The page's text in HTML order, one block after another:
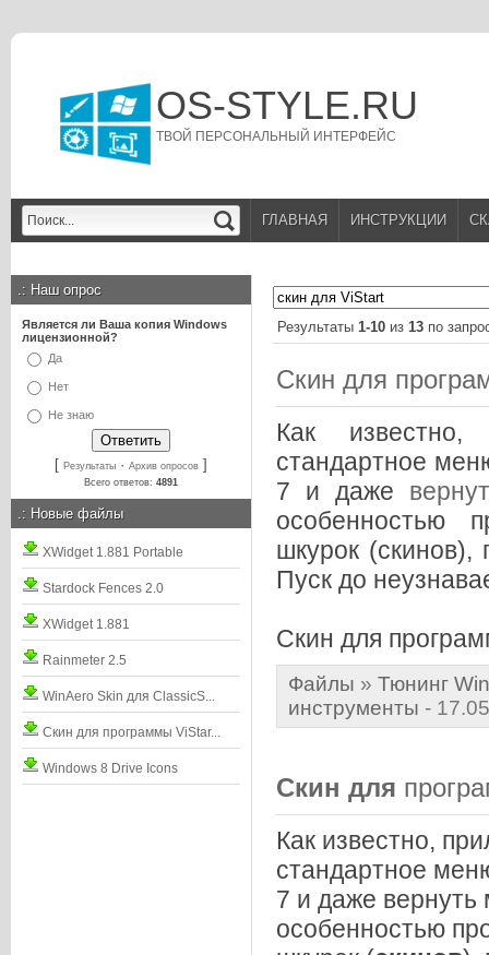
OS-STYLE.RU
ТВОЙ ПЕРСОНАЛЬНЫЙ ИНТЕРФЕЙС
ГЛАВНАЯ ИНСТРУКЦИИ
.: Наш опрос
Является ли Ваша копия Windows
лицензионной?
Да
Нет
Не знаю
[ Результаты · Архив опросов ]
Всего ответов: 4891
.: Новые файлы
XWidget 1.881 Portable
Stardock Fences 2.0
XWidget 1.881
Rainmeter 2.5
WinAero Skin для ClassicS...
Скин для программы ViStar...
Windows 8 Drive Icons
Результаты 1-10 из 13 по
Скин для
Как
стандартное
7 и даже
особенностью
шкурок
Пуск до
Скин для
Файлы » Тюнинг
инструменты -
Скин для
Как известно,
стандартное
7 и даже
особенностью